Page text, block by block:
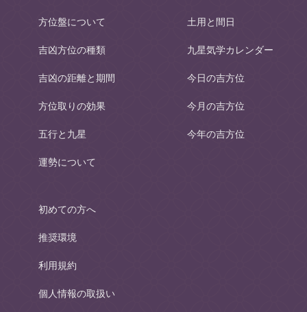
方位盤について
吉凶方位の種類
吉凶の距離と期間
方位取りの効果
五行と九星
運勢について
土用と間日
九星気学カレンダー
今日の吉方位
今月の吉方位
今年の吉方位
初めての方へ
推奨環境
利用規約
個人情報の取扱い